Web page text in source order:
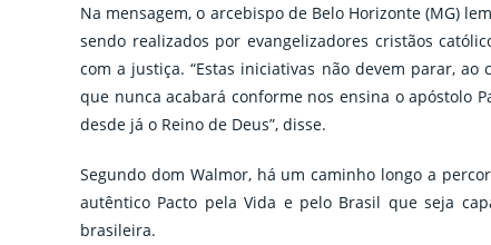
Na mensagem, o arcebispo de Belo Horizonte (MG)
sendo realizados por evangelizadores cristãos
com a justiça. “Estas iniciativas não devem parar,
que nunca acabará conforme nos ensina o apóstolo
desde já o Reino de Deus”, disse.
Segundo dom Walmor, há um caminho longo a
autêntico Pacto pela Vida e pelo Brasil que seja
brasileira.